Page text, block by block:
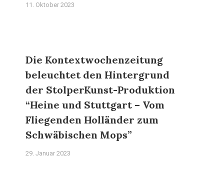
11. Oktober 2023
Die Kontextwochenzeitung
beleuchtet den Hintergrund
der StolperKunst-Produktion
“Heine und Stuttgart – Vom
Fliegenden Holländer zum
Schwäbischen Mops”
29. Januar 2023